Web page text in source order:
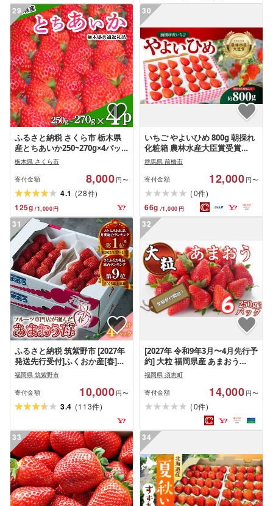
29
ふるさと納税 さくら市 栃木県
産とちあいか250~270g×4パッ
ク[2027年1月下旬発送開始]栃木
県共通返礼品・栃木県産
栃木県 さくら市
寄付金額 8,000 円〜
4.1 (28件)
125g /1,000円
30
いちご やよいひめ 800g 朝採れ
化粧箱 農林水産大臣賞受賞
2027年 先行予約|非日常 贈答用
イチゴ 苺 高品質 フルーツ たっ
ぷり 新鮮 完熟 旬 ストロベリー
高級 産地直送 果汁 甘い あまい
人気 高評価 高糖度 ごほうび プ
レゼント 松井ファーム 群馬県
前橋市
群馬県 前橋市
寄付金額 12,000 円〜
(0件)
66g /1,000 円
31
ふるさと納税 筑紫野市 [2027年
発送先行受付]ふくおか産[春]あ
まおう4パック(筑紫野市)
福岡県 筑紫野市
寄付金額 10,000 円〜
3.4 (113件)
32
[2027年 令和9年3月〜4月先行予
約] 大粒 福岡県産 あまおう
250g 以上 × 6パック ブランド
いちご ~ 苺 甘い ランキング お
すすめ 博多 ギフト 業務用 特徴
旬 時期 赤い 丸い 大きい うまい
由来 季節 ケーキ 高級 大粒 小粒
酸味 糖度 人気 農家 農園 有名 ~
S10501703
福岡県 須恵町
寄付金額 14,000 円〜
(0件)
33 34